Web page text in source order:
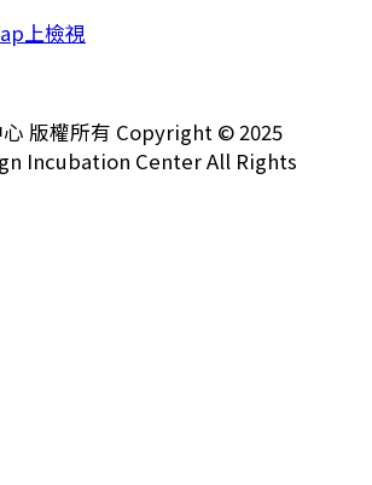
上檢視
版權所有 Copyright © 2025
Incubation Center All Rights